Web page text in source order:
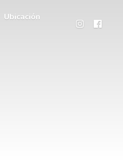
Ubicación